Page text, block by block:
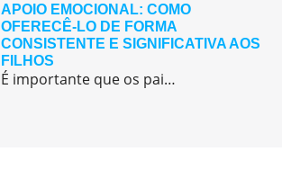
APOIO EMOCIONAL: COMO
OFERECÊ-LO DE FORMA
CONSISTENTE E SIGNIFICATIVA AOS
FILHOS
É importante que os pais sejam sensíveis e atentos às emoções de seus filhos e que ofereçam um ambiente seguro e acolhedor para que eles consigam expressar seus sentimentos sem medo de serem julgados ou rejeitados.